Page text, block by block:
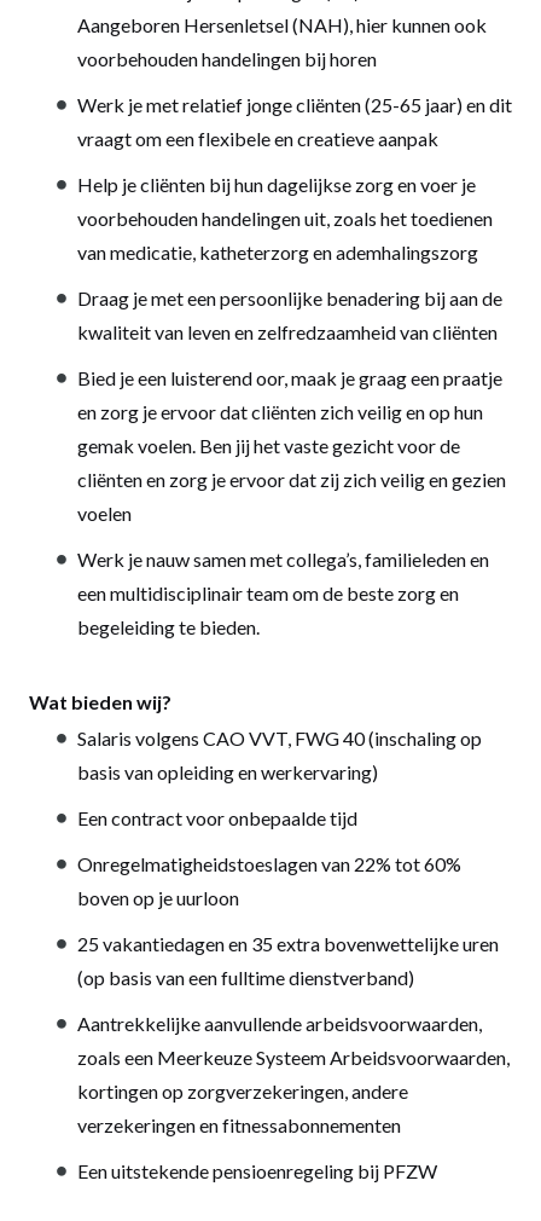
Aangeboren Hersenletsel (NAH), hier kunnen ook
voorbehouden handelingen bij horen
Werk je met relatief jonge cliënten (25-65 jaar) en dit
vraagt om een flexibele en creatieve aanpak
Help je cliënten bij hun dagelijkse zorg en voer je
voorbehouden handelingen uit, zoals het toedienen
van medicatie, katheterzorg en ademhalingszorg
Draag je met een persoonlijke benadering bij aan de
kwaliteit van leven en zelfredzaamheid van cliënten
Bied je een luisterend oor, maak je graag een praatje
en zorg je ervoor dat cliënten zich veilig en op hun
gemak voelen. Ben jij het vaste gezicht voor de
cliënten en zorg je ervoor dat zij zich veilig en gezien
voelen
Werk je nauw samen met collega’s, familieleden en
een multidisciplinair team om de beste zorg en
begeleiding te bieden.
Wat bieden wij?
Salaris volgens CAO VVT, FWG 40 (inschaling op
basis van opleiding en werkervaring)
Een contract voor onbepaalde tijd
Onregelmatigheidstoeslagen van 22% tot 60%
boven op je uurloon
25 vakantiedagen en 35 extra bovenwettelijke uren
(op basis van een fulltime dienstverband)
Aantrekkelijke aanvullende arbeidsvoorwaarden,
zoals een Meerkeuze Systeem Arbeidsvoorwaarden,
kortingen op zorgverzekeringen, andere
verzekeringen en fitnessabonnementen
Een uitstekende pensioenregeling bij PFZW